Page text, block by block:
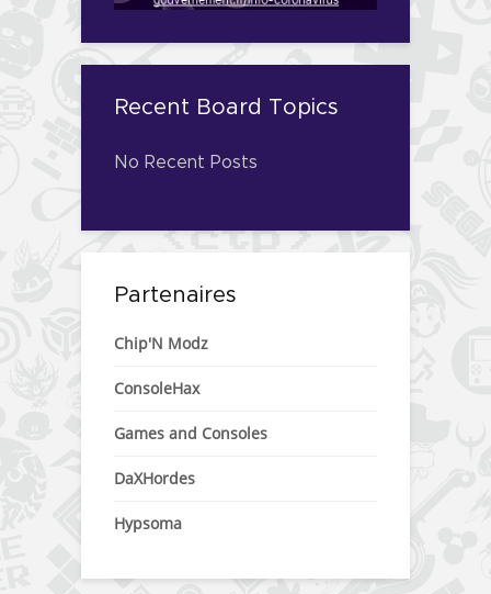
Recent Board Topics
No Recent Posts
Partenaires
Chip'N Modz
ConsoleHax
Games and Consoles
DaXHordes
Hypsoma